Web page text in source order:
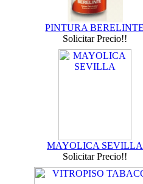
PINTURA
Solicitar Precio!!
MAYOLICA SEVILLA
Solicitar Precio!!